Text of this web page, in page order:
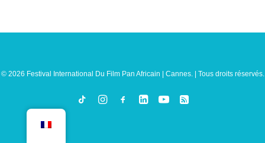
© 2026 Festival International Du Film Pan Africain | Cannes. | Tous droits réservés.